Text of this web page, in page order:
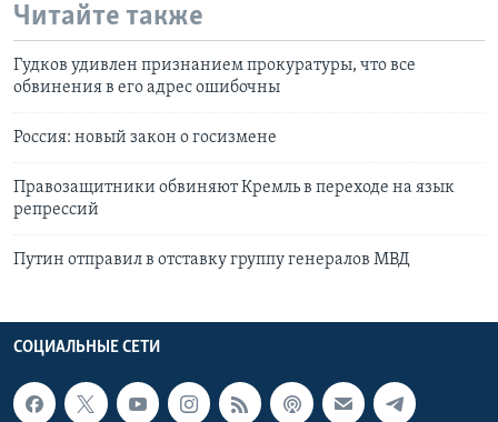
Читайте также
Гудков удивлен признанием прокуратуры, что все
обвинения в его адрес ошибочны
Россия: новый закон о госизмене
Правозащитники обвиняют Кремль в переходе на язык
репрессий
Путин отправил в отставку группу генералов МВД
СОЦИАЛЬНЫЕ СЕТИ